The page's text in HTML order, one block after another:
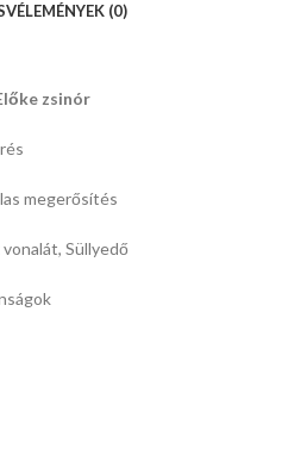
VÉLEMÉNYEK (0)
zsinór
megerősítés
Süllyedő